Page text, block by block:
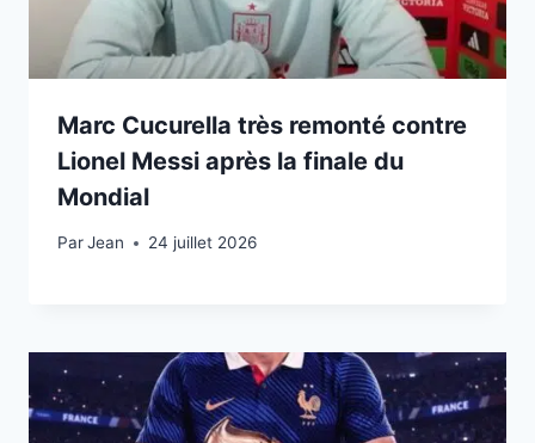
Marc Cucurella très remonté contre
Lionel Messi après la finale du
Mondial
ParJean
24 juillet 202624 juillet 2026